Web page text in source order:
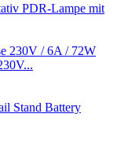
PDR-Lampe mit
Stand Battery